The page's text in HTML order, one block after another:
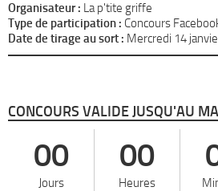
Organisateur : La p'tite griffe
Type de participation : Concours
Date de tirage au sort : Mercredi 14
CONCOURS VALIDE JUSQU'AU
00
Jours
00
Heures